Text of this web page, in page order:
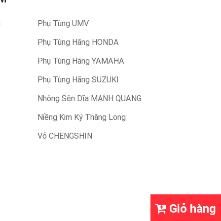
Phụ Tùng UMV
Phụ Tùng Hãng HONDA
Phụ Tùng Hãng YAMAHA
Phụ Tùng Hãng SUZUKI
Nhông Sên Dĩa MẠNH QUANG
Niềng Kim Ký Thăng Long
Vỏ CHENGSHIN
Giỏ hàng